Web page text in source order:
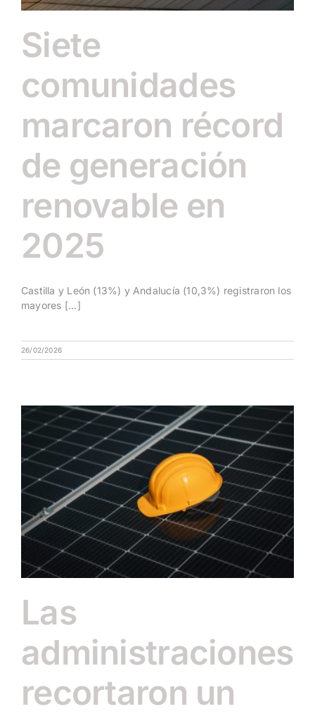
Siete
comunidades
marcaron récord
de generación
renovable en
2025
Castilla y León (13%) y Andalucía (10,3%) registraron los
mayores [...]
26/02/2026
Las
administraciones
recortaron un